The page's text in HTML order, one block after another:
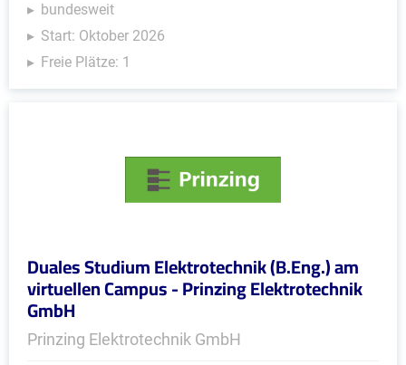
bundesweit
Start: Oktober 2026
Freie Plätze: 1
Duales Studium Elektrotechnik (B.Eng.) am
virtuellen Campus - Prinzing Elektrotechnik
GmbH
Prinzing Elektrotechnik GmbH